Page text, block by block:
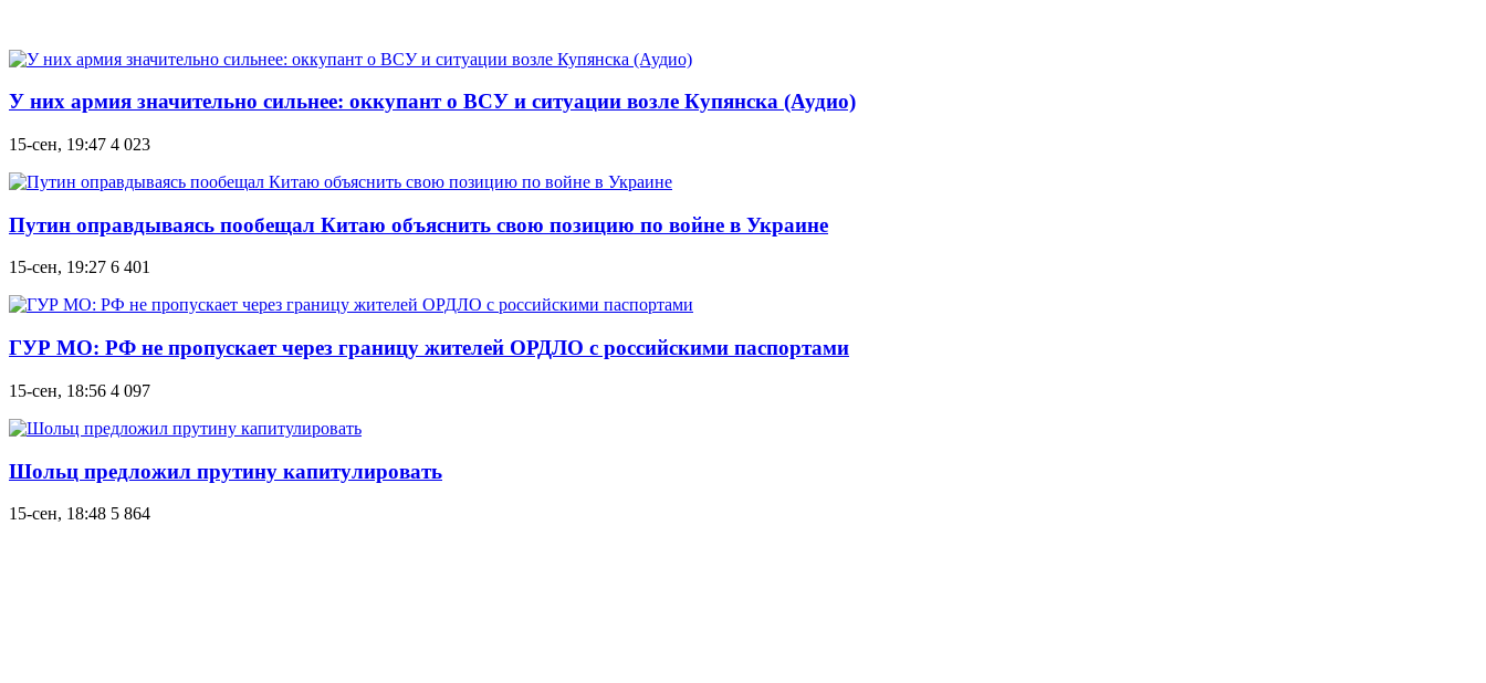
У них армия значительно сильнее: оккупант о ВСУ и ситуации возле Купянска (Аудио)
15-сен, 19:47 4 023
Путин оправдываясь пообещал Китаю объяснить свою позицию по войне в Украине
15-сен, 19:27 6 401
ГУР МО: РФ не пропускает через границу жителей ОРДЛО с российскими паспортами
15-сен, 18:56 4 097
Шольц предложил прутину капитулировать
15-сен, 18:48 5 864